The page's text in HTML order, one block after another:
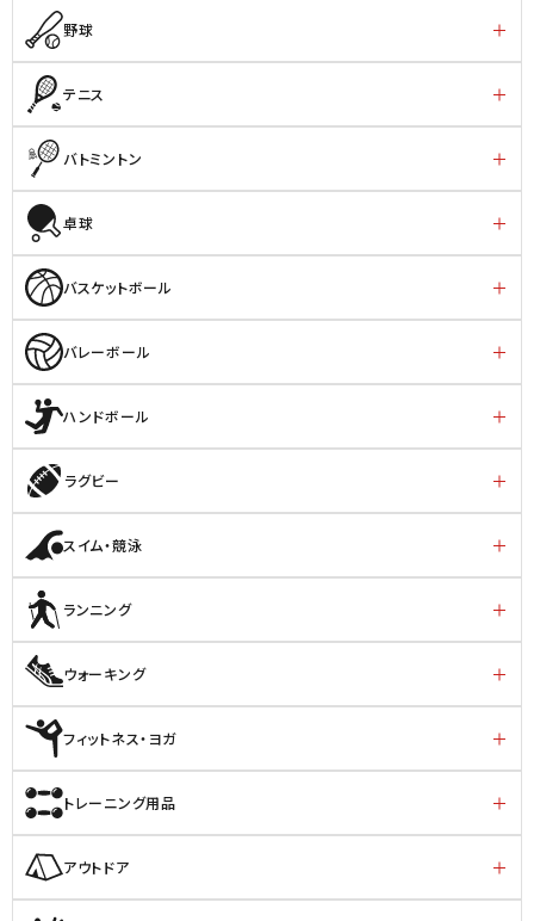
野球
テニス
バトミントン
卓球
バスケットボール
バレーボール
ハンドボール
ラグビー
スイム・競泳
ランニング
ウォーキング
フィットネス・ヨガ
トレーニング用品
アウトドア